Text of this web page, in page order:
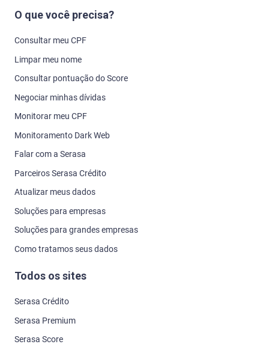
Soluções para empresas
Soluções para grandes empresas
Como tratamos seus dados
Serasa Crédito
Serasa Premium
Serasa Score
Serasa Limpa Nome
Serasa Cadastro Positivo
Serasa Calculadoras
Serasa Renda Extra
Serasa Ensina
Serasa Seguros
Carteira de Dados